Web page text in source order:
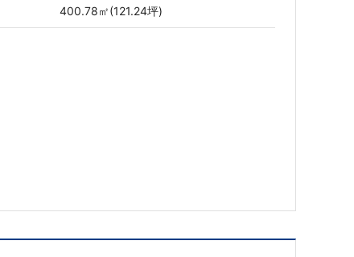
400.78㎡(121.24坪)